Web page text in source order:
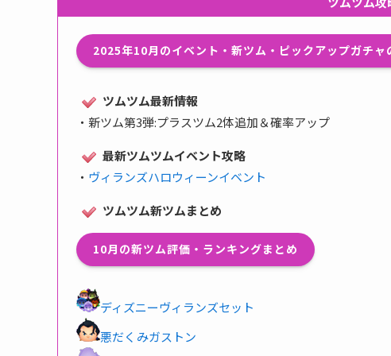
2025年10月のイベント・新ツム・ピックアップガチャ
ツムツム最新情報
・ 新ツム第3弾:プラスツム2体追加＆確率アップ
最新ツムツムイベント攻略
・ ヴィランズハロウィーンイベント
ツムツム新ツムまとめ
10月の新ツム評価・ランキングまとめ
ディズニーヴィランズセット
悪だくみガストン